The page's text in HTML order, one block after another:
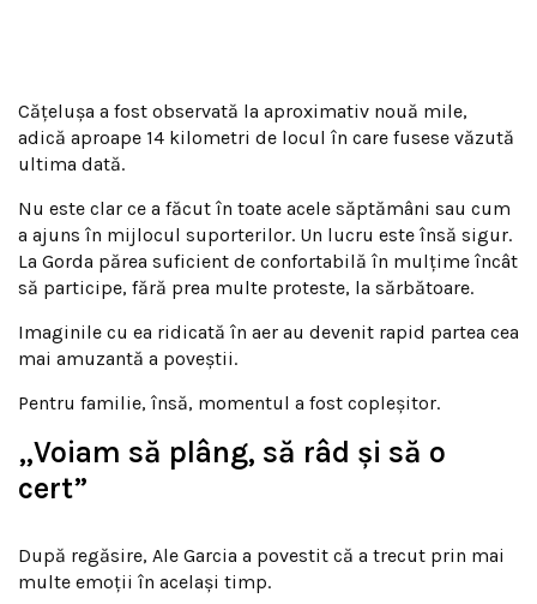
Cățelușa a fost observată la aproximativ nouă mile,
adică aproape 14 kilometri de locul în care fusese văzută
ultima dată.
Nu este clar ce a făcut în toate acele săptămâni sau cum
a ajuns în mijlocul suporterilor. Un lucru este însă sigur.
La Gorda părea suficient de confortabilă în mulțime încât
să participe, fără prea multe proteste, la sărbătoare.
Imaginile cu ea ridicată în aer au devenit rapid partea cea
mai amuzantă a poveștii.
Pentru familie, însă, momentul a fost copleșitor.
„Voiam să plâng, să râd și să o
cert”
După regăsire, Ale Garcia a povestit că a trecut prin mai
multe emoții în același timp.